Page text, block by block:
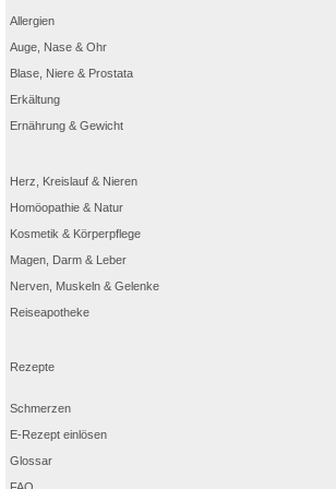
Allergien
Auge, Nase & Ohr
Blase, Niere & Prostata
Erkältung
Ernährung & Gewicht
Herz, Kreislauf & Nieren
Homöopathie & Natur
Kosmetik & Körperpflege
Magen, Darm & Leber
Nerven, Muskeln & Gelenke
Reiseapotheke
Rezepte
Schmerzen
E-Rezept einlösen
Glossar